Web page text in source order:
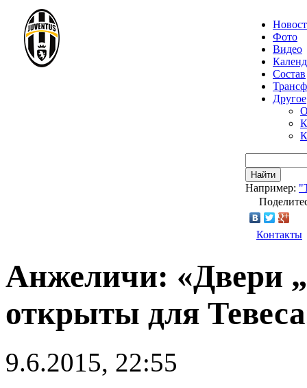
Фото
Видео
Состав
Другое
Найти
Например:
Контакты
Анжеличи: «Двери
открыты для
9.6.2015, 22:55